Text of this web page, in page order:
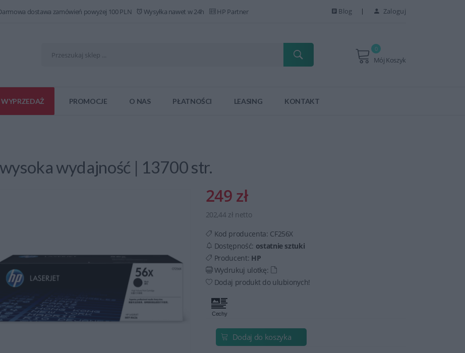
dostawa zamówień powyżej 100 PLN Wysyłka nawet w 24h HP Partner Blog Zaloguj
Mój Koszyk
0
WYPRZEDAŻ PROMOCJE O NAS PŁATNOŚCI LEASING KONTAKT
wydajność | 13700 str.
249 zł
202,44 zł netto
Kod producenta: CF256X
Dostępność: ostatnie sztuki
Producent: HP
Wydrukuj ulotkę:
Dodaj produkt do ulubionych!
Dodaj do koszyka